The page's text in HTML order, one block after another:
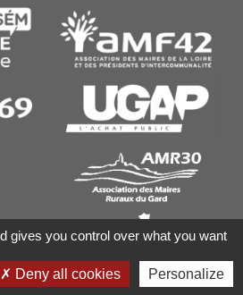
gives you control over what you want
Deny all cookies Personalize